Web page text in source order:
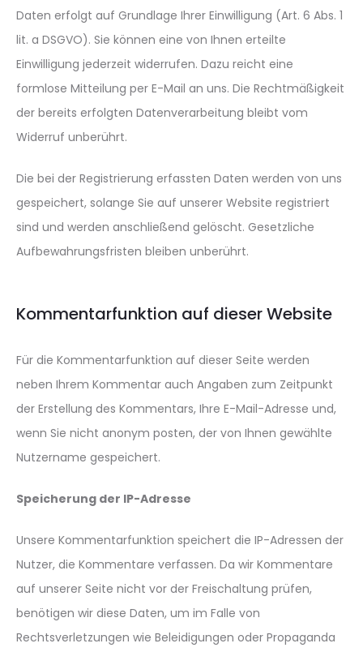
Daten erfolgt auf Grundlage Ihrer Einwilligung (Art. 6 Abs. 1
lit. a DSGVO). Sie können eine von Ihnen erteilte
Einwilligung jederzeit widerrufen. Dazu reicht eine
formlose Mitteilung per E-Mail an uns. Die Rechtmäßigkeit
der bereits erfolgten Datenverarbeitung bleibt vom
Widerruf unberührt.
Die bei der Registrierung erfassten Daten werden von uns
gespeichert, solange Sie auf unserer Website registriert
sind und werden anschließend gelöscht. Gesetzliche
Aufbewahrungsfristen bleiben unberührt.
Kommentarfunktion auf dieser Website
Für die Kommentarfunktion auf dieser Seite werden
neben Ihrem Kommentar auch Angaben zum Zeitpunkt
der Erstellung des Kommentars, Ihre E-Mail-Adresse und,
wenn Sie nicht anonym posten, der von Ihnen gewählte
Nutzername gespeichert.
Speicherung der IP-Adresse
Unsere Kommentarfunktion speichert die IP-Adressen der
Nutzer, die Kommentare verfassen. Da wir Kommentare
auf unserer Seite nicht vor der Freischaltung prüfen,
benötigen wir diese Daten, um im Falle von
Rechtsverletzungen wie Beleidigungen oder Propaganda